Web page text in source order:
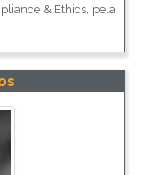
& Ethics, pela
EUA. Oficial da
America, para a
Executivo de
SP e de Gestão
Trevisan.